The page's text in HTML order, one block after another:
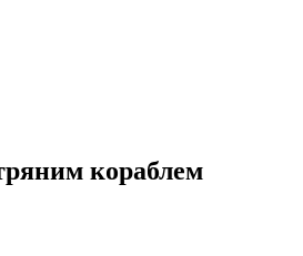
кораблем